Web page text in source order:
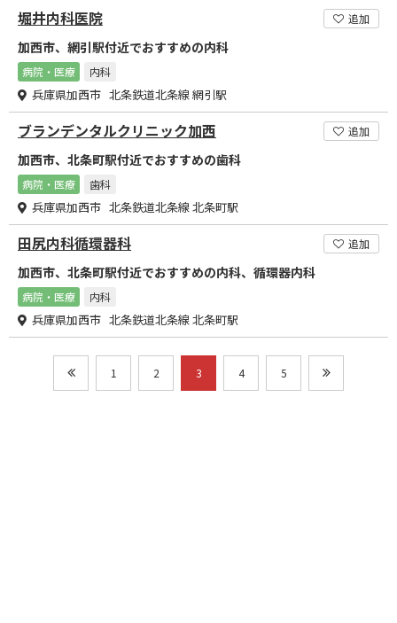
堀井内科医院 追加
加西市、網引駅付近でおすすめの内科
病院・医療 内科
兵庫県加西市 北条鉄道北条線 網引駅
ブランデンタルクリニック加西 追加
加西市、北条町駅付近でおすすめの歯科
病院・医療 歯科
兵庫県加西市 北条鉄道北条線 北条町駅
田尻内科循環器科 追加
加西市、北条町駅付近でおすすめの内科、循環器内科
病院・医療 内科
兵庫県加西市 北条鉄道北条線 北条町駅
1 2 3 4 5